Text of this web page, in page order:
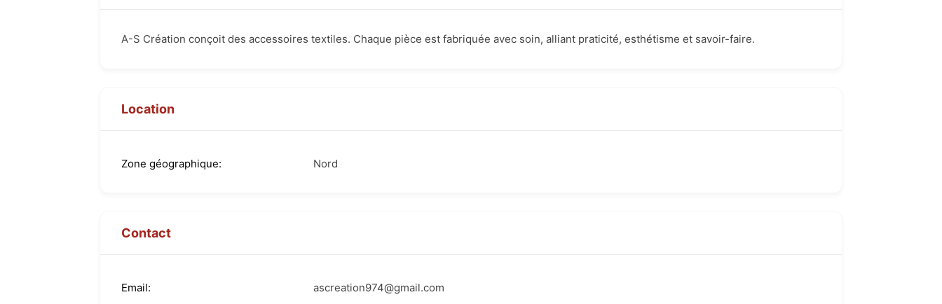
A-S Création conçoit des accessoires textiles. Chaque pièce est fabriquée avec soin, alliant praticité, esthétisme et savoir-faire.
Location
Zone géographique Nord
Contact
Email ascreation974@gmail.com